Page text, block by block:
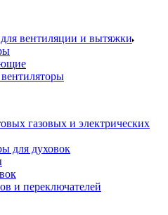
вентиляции и вытяжки
газовых и электрических
для духовок
и переключателей